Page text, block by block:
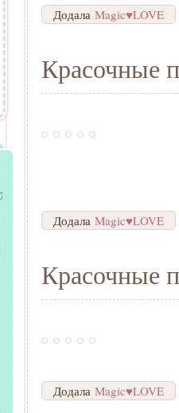
Додала Magic♥LOVE
Красочные
Додала Magic♥LOVE
Красочные
Додала Magic♥LOVE